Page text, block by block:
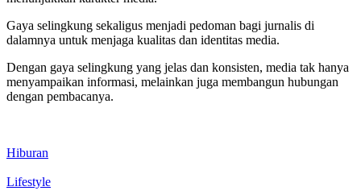
Gaya selingkung sekaligus menjadi pedoman bagi jurnalis di
dalamnya untuk menjaga kualitas dan identitas media.
Dengan gaya selingkung yang jelas dan konsisten, media tak hanya
menyampaikan informasi, melainkan juga membangun hubungan
dengan pembacanya.
Hiburan
Lifestyle